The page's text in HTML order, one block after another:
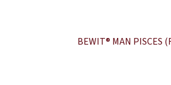
BEWIT® MAN PISCES